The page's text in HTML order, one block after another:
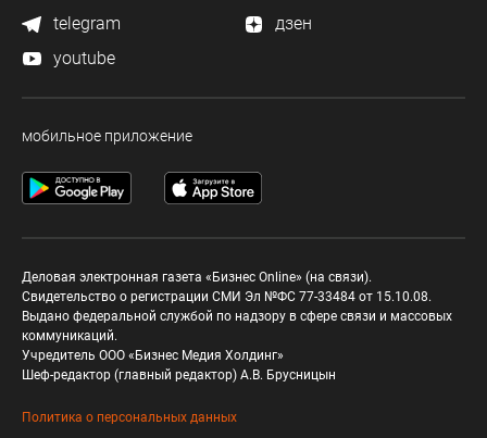
telegram
дзен
youtube
мобильное приложение
Деловая электронная газета «Бизнес Online» (на связи).
Свидетельство о регистрации СМИ Эл №ФС 77-33484 от 15.10.08.
Выдано федеральной службой по надзору в сфере связи и массовых
коммуникаций.
Учредитель ООО «Бизнес Медия Холдинг»
Шеф-редактор (главный редактор) А.В. Брусницын
Политика о персональных данных